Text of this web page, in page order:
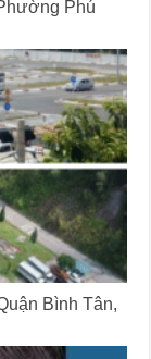
Phú
Bình Tân,